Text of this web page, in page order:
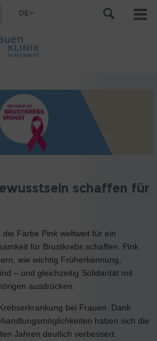
DE
schaffen für
Farbe Pink weltweit für ein
für Brustkrebs schaffen. Pink
wie wichtig Früherkennung,
– und gleichzeitig Solidarität mit
ausdrücken.
bei Frauen. Dank
haben sich die
Jahren deutlich verbessert.